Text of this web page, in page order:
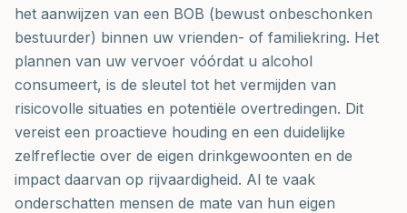
het aanwijzen van een BOB (bewust onbeschonken
bestuurder) binnen uw vrienden- of familiekring. Het
plannen van uw vervoer vóórdat u alcohol
consumeert, is de sleutel tot het vermijden van
risicovolle situaties en potentiële overtredingen. Dit
vereist een proactieve houding en een duidelijke
zelfreflectie over de eigen drinkgewoonten en de
impact daarvan op rijvaardigheid. Al te vaak
onderschatten mensen de mate van hun eigen